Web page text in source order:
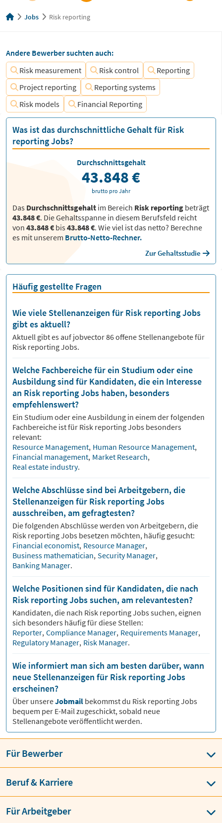
Jobs Risk reporting
Andere Bewerber suchten auch:
Risk measurement
Risk control
Reporting
Project reporting
Reporting systems
Risk models
Financial Reporting
Was ist das durchschnittliche Gehalt für Risk
reporting Jobs?
Das Durchschnittsgehalt im Bereich Risk reporting beträgt
43.848 €. Die Gehaltsspanne in diesem Berufsfeld reicht
von 43.848 € bis43.848 €. Wie viel ist das netto? Berechne
es mit unserem Brutto-Netto-Rechner.
Zur Gehaltsstudie
Durchschnittsgehalt
43.848 €
brutto pro Jahr
Häufig gestellte Fragen
Wie viele Stellenanzeigen für Risk reporting Jobs
gibt es aktuell?
Aktuell gibt es auf jobvector86offene Stellenangebote für
Risk reporting Jobs.
Welche Fachbereiche für ein Studium oder eine
Ausbildung sind für Kandidaten, die ein Interesse
an Risk reporting Jobs haben, besonders
empfehlenswert?
Ein Studium oder eine Ausbildung in einem der folgenden
Fachbereiche ist für Risk reportingJobs besonders
relevant:
Resource Management, Human Resource Management,
Financial management, Market Research,
Real estate industry.
Welche Abschlüsse sind bei Arbeitgebern, die
Stellenanzeigen für Risk reporting Jobs
ausschreiben, am gefragtesten?
Die folgenden Abschlüsse werden von Arbeitgebern, die
Risk reportingJobs besetzen möchten, häufig gesucht:
Financial economist, Resource Manager,
Business mathematician, Security Manager,
Banking Manager.
Welche Positionen sind für Kandidaten, die nach
Risk reporting Jobs suchen, am relevantesten?
Kandidaten, die nach Risk reportingJobs suchen, eignen
sich besonders häufig für diese Stellen:
Reporter, Compliance Manager, Requirements Manager,
Regulatory Manager, Risk Manager.
Wie informiert man sich am besten darüber, wann
neue Stellenanzeigen für Risk reporting Jobs
erscheinen?
Über unsereJobmail bekommst du Risk reportingJobs
bequem per E-Mail zugeschickt, sobald neue
Stellenangebote veröffentlicht werden.
Für Bewerber
Beruf & Karriere
Für Arbeitgeber